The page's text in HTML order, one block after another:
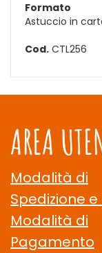
Formato
Astuccio in
Cod. CTL256
AREA
Modalità di
Spedizione e
Modalità di
Pagamento